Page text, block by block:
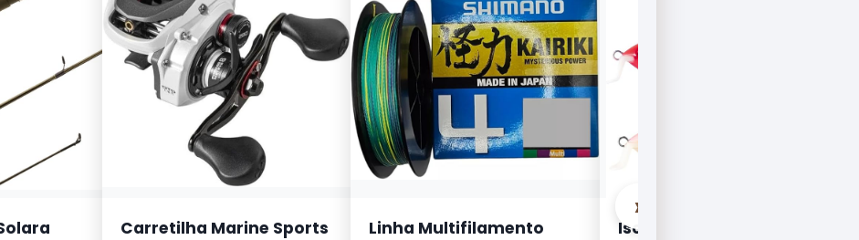
Carretilha Marine Sports
Linha Multifilamento
Isca Artificial Nelson
›